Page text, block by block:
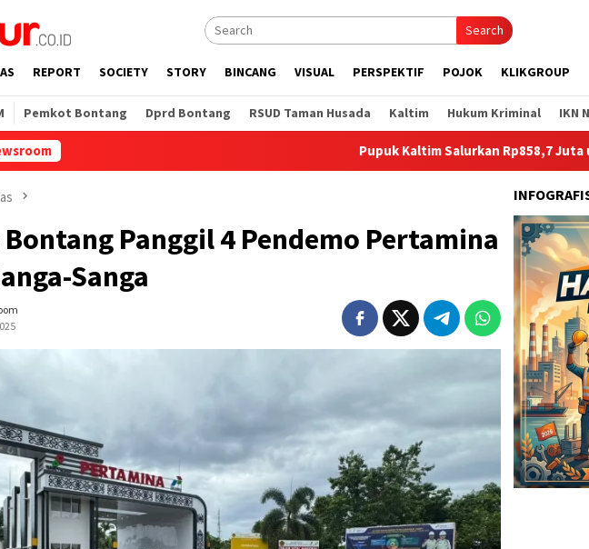
Search
REPORT SOCIETY STORY BINCANG VISUAL PERSPEKTIF POJOK KLIKGROUP
Pemkot Bontang Dprd Bontang RSUD Taman Husada Kaltim Hukum Kriminal IKN
Pupuk Kaltim Salurkan Rp858,7 Juta untuk
Panggil 4 Pendemo Pertamina
Sanga